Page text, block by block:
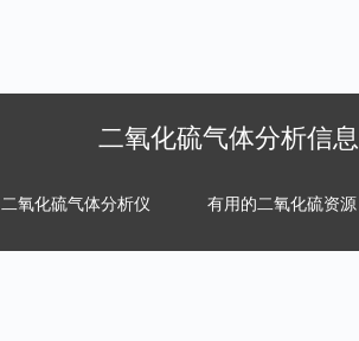
二氧化硫气体分析信息
二氧化硫气体分析仪 有用的二氧化硫资源